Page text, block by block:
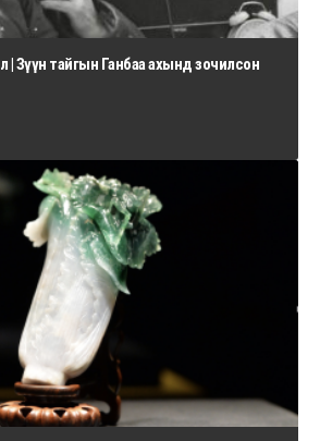
Зүүн тайгын Ганбаа ахынд зочилсон